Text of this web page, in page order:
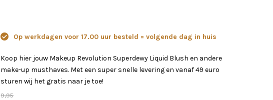
Op werkdagen voor 17.00 uur besteld = volgende dag in huis
Koop hier jouw Makeup Revolution Superdewy Liquid Blush en andere
make-up musthaves. Met een super snelle levering en vanaf 49 euro
sturen wij het gratis naar je toe!
9,95